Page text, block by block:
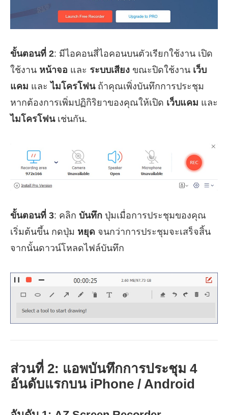
ขั้นตอนที่ 2: มีไอคอนสี่ไอคอนบนตัวเรียกใช้งาน เปิด
ใช้งาน หน้าจอ และ ระบบเสียง ขณะปิดใช้งาน เว็บ
แคม และไมโครโฟนถ้าคุณเพิ่งบันทึกการประชุม
หากต้องการเพิ่มปฏิกิริยาของคุณให้เปิด เว็บแคม และ
ไมโครโฟนเช่นกัน.
ขั้นตอนที่ 3: คลิก บันทึก ปุ่มเมื่อการประชุมของคุณ
เริ่มต้นขึ้น กดปุ่ม หยุด จนกว่าการประชุมจะเสร็จสิ้น
จากนั้นดาวน์โหลดไฟล์บันทึก
ส่วนที่ 2: แอพบันทึกการประชุม 4
อันดับแรกบน iPhone / Android